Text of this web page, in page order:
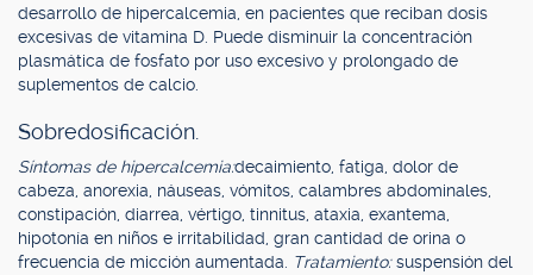
desarrollo de hipercalcemia, en pacientes que reciban dosis
excesivas de vitamina D. Puede disminuir la concentración
plasmática de fosfato por uso excesivo y prolongado de
suplementos de calcio.
Sobredosificación.
Síntomas de hipercalcemia:decaimiento, fatiga, dolor de
cabeza, anorexia, náuseas, vómitos, calambres abdominales,
constipación, diarrea, vértigo, tinnitus, ataxia, exantema,
hipotonía en niños e irritabilidad, gran cantidad de orina o
frecuencia de micción aumentada.
Tratamiento:suspensión del